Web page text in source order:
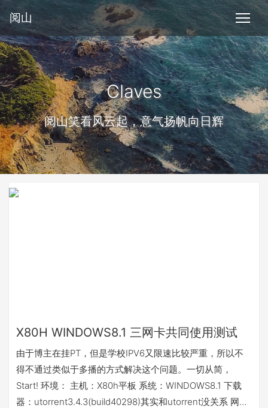
阅山
Claves
阅山笑看风云起，意气扬帆向日辉
X80H WINDOWS8.1 三网卡共同使用测试
由于博主在挂PT，但是学校IPV6又限速比较严重，所以不
得不通过类似于多播的方式解决这个问题。一切从简，
Start! 环境： 主机：X80h平板 系统：WINDOWS8.1 下载
器：utorrent3.4.3(build40298)其实和utorrent没关系 网